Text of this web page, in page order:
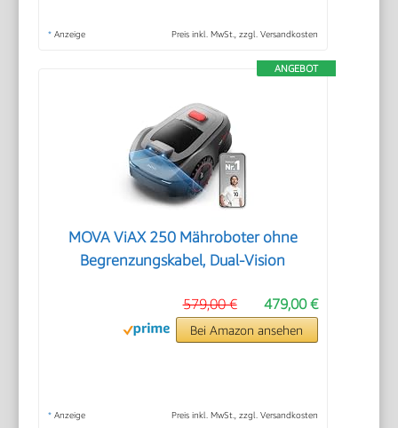
* Anzeige Preis inkl. MwSt., zzgl. Versandkosten
ANGEBOT
MOVA ViAX 250 Mähroboter ohne
Begrenzungskabel, Dual-Vision
479,00 €
579,00 €
Bei Amazon ansehen
* Anzeige Preis inkl. MwSt., zzgl. Versandkosten